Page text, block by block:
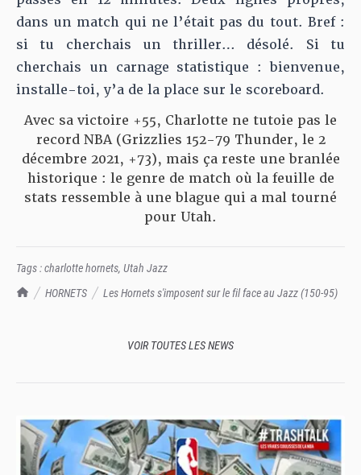
TrashTalk Actu NBA
HORNETS Les Hornets s'imposent sur le fil face au Jazz (150-95)
dans un match qui ne l’était pas du tout. Bref :
si tu cherchais un thriller… désolé. Si tu
cherchais un carnage statistique : bienvenue,
installe-toi, y’a de la place sur le scoreboard.
Avec sa victoire +55, Charlotte ne tutoie pas le
record NBA (Grizzlies 152-79 Thunder, le 2
décembre 2021, +73), mais ça reste une branlée
historique : le genre de match où la feuille de
stats ressemble à une blague qui a mal tourné
pour Utah.
Tags :charlotte hornets, Utah Jazz
VOIR TOUTES LES NEWS